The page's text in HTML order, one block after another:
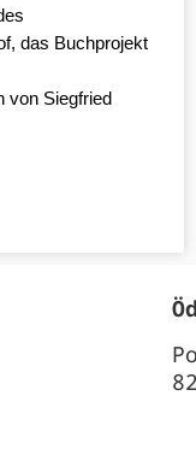
das Buchprojekt
von Siegfried